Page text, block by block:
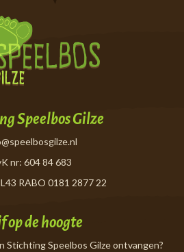
Speelbos Gilze
nr: 604 84 683
RABO 0181 2877 22
op de hoogte
Stichting Speelbos Gilze ontvangen?